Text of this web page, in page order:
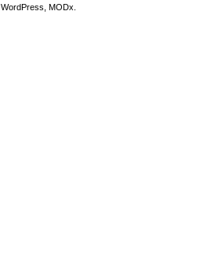
WordPress, MODx.